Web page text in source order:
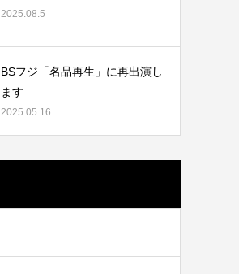
2025.08.5
BSフジ「名品再生」に再出演し
ます
2025.05.16